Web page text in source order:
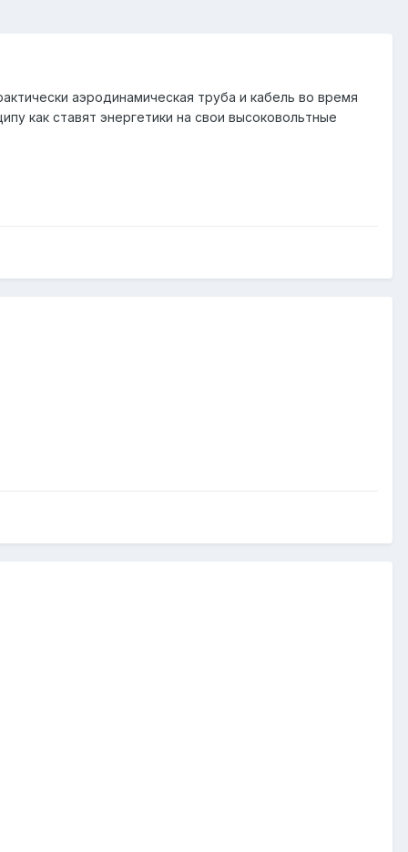
аэродинамическая труба и кабель во время
как ставят энергетики на свои высоковольтные